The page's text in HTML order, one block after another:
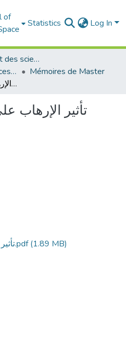
of
Statistics Log In
Faculté de droit et des sciences politiques
Département des sciences politiques
Mémoires de Master
تأثير الإرهاب على العلاقات الدولية
تأثير الإرهاب
تأثير الإرهاب على العلاقات الدولية.pdf(1.89 MB)